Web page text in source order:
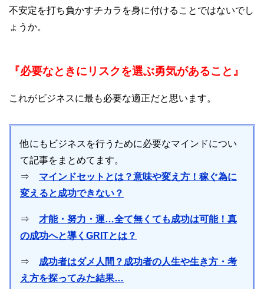
不安定を打ち負かすチカラを身に付けることではないでし
ょうか。
『必要なときにリスクを選ぶ勇気があること』
これがビジネスに最も必要な適正だと思います。
他にもビジネスを行うために必要なマインドについ
て記事をまとめてます。
⇒ マインドセットとは？意味や変え方！稼ぐ為に
変えると成功できない？
⇒ 才能・努力・運…全て無くても成功は可能！真
の成功へと導くGRITとは？
⇒ 成功者はダメ人間？成功者の人生や生き方・考
え方を探ってみた結果…